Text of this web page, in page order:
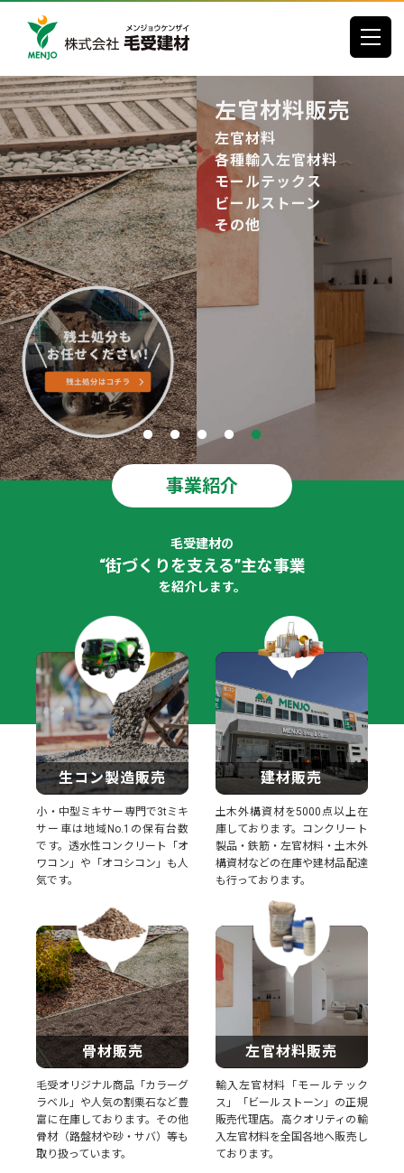
左官材料販売
左官材料
各種輸入左官材料
モールテックス
ビールストーン
その他
事業紹介
毛受建材の
“街づくりを支える”主な事業
を紹介します。
生コン製造販売
小・中型ミキサー専門で3tミキ
サー車は地域No.1の保有台数
です。透水性コンクリート「オ
ワコン」や「オコシコン」も人
気です。
建材販売
土木外構資材を5000点以上在
庫しております。コンクリート
製品・鉄筋・左官材料・土木外
構資材などの在庫や建材品配達
も行っております。
骨材販売
毛受オリジナル商品「カラーグ
ラベル」や人気の割栗石など豊
富に在庫しております。その他
骨材（路盤材や砂・サバ）等も
取り扱っています。
左官材料販売
輸入左官材料「モールテック
ス」「ビールストーン」の正規
販売代理店。高クオリティの輸
入左官材料を全国各地へ販売し
ております。